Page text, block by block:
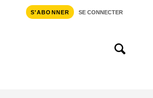
S'ABONNER SE CONNECTER